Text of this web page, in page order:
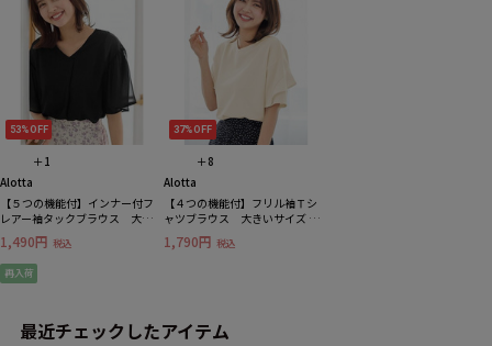
53%OFF
＋1
Alotta
【５つの機能付】インナー付フ
レアー袖タックブラウス 大き
いサイズ レディース
1,490円 税込
再入荷
37%OFF
＋8
Alotta
【４つの機能付】フリル袖Ｔシ
ャツブラウス 大きいサイズ レ
ディース
1,790円 税込
最近チェックしたアイテム